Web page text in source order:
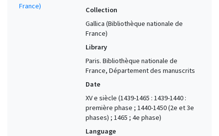
Collection
Gallica (Bibliothèque nationale de
France)
Library
Paris. Bibliothèque nationale de
France, Département des manuscrits
Date
XV e siècle (1439-1465 : 1439-1440 :
première phase ; 1440-1450 (2e et 3e
phases) ; 1465 ; 4e phase)
Language